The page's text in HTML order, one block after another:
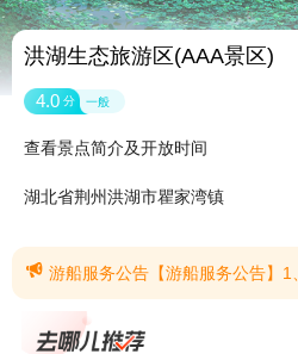
洪湖生态旅游区(AAA景区)
4.0 分 一般
查看景点简介及开放时间
湖北省荆州洪湖市瞿家湾镇
 游船服务公告【游船服务公告】1、观光游船服务景区由于在湖区须乘船前往，景区提供的游船为8人成行制，每船需凑齐8位乘客后方可开船，乘坐时长约30分钟。 请导航定位：瞿家湾镇洪湖生态旅游区游船接待码头检票时间：08：00—15：30（15:30后不验票）2、快艇服务若您希望灵活安排游览时间或快